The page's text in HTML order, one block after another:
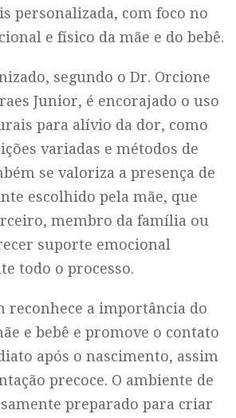
personalizada, com foco no
e físico da mãe e do bebê.
segundo o Dr. Orcione
Junior, é encorajado o uso
para alívio da dor, como
variadas e métodos de
se valoriza a presença de
escolhido pela mãe, que
membro da família ou
suporte emocional
todo o processo.
reconhece a importância do
e bebê e promove o contato
após o nascimento, assim
precoce. O ambiente de
preparado para criar